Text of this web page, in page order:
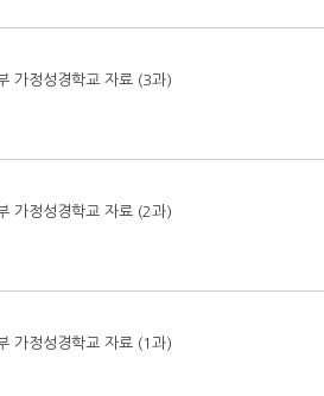
가정성경학교 자료 (3과)
가정성경학교 자료 (2과)
가정성경학교 자료 (1과)